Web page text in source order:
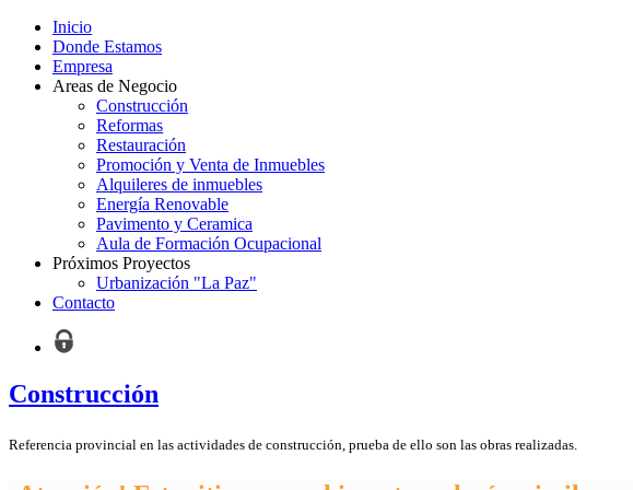
Inicio
Donde Estamos
Empresa
Areas de Negocio
Construcción
Reformas
Restauración
Promoción y Venta de Inmuebles
Alquileres de inmuebles
Energía Renovable
Pavimento y Ceramica
Aula de Formación Ocupacional
Próximos Proyectos
Urbanización "La Paz"
Contacto
Construcción
Referencia provincial en las actividades de construcción, prueba de ello son las obras realizadas.